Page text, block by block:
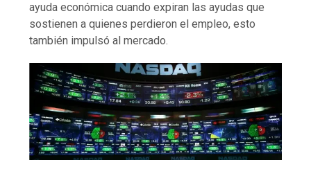
ayuda económica cuando expiran las ayudas que
sostienen a quienes perdieron el empleo, esto
también impulsó al mercado.